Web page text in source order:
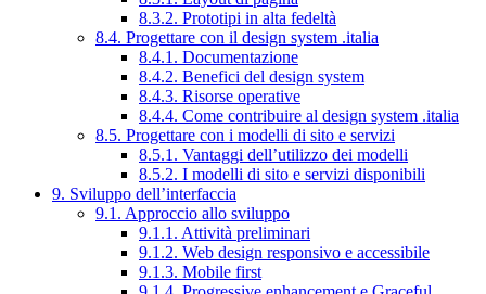
8.3.2. Prototipi in alta fedeltà
8.4. Progettare con il design system .italia
8.4.1. Documentazione
8.4.2. Benefici del design system
8.4.3. Risorse operative
8.4.4. Come contribuire al design system .italia
8.5. Progettare con i modelli di sito e servizi
8.5.1. Vantaggi dell’utilizzo dei modelli
8.5.2. I modelli di sito e servizi disponibili
9. Sviluppo dell’interfaccia
9.1. Approccio allo sviluppo
9.1.1. Attività preliminari
9.1.2. Web design responsivo e accessibile
9.1.3. Mobile first